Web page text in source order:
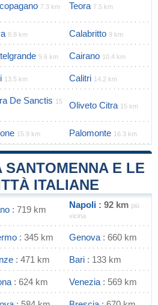
7.3 km Teora 7.5 km
8.8 km Calabritto 9 km
9.6 km Cairano 10.4 km
13.5 km Calitri 14.2 km
De Sanctis 15
Oliveto Citra 15 km
15.9 km Palomonte 16.3 km
SANTOMENNA E LE
ITALIANE
: 719 km Napoli : 92 km più
vicina
: 345 km Genova : 660 km
: 471 km Bari : 133 km
: 624 km Venezia : 569 km